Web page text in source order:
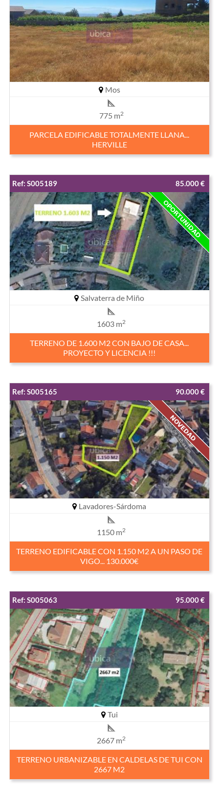
Mos
775 m2
PARCELA EDIFICABLE TOTALMENTE LLANA...
HERVILLE
Ref: S005189 85.000 €
Salvaterra de Miño
1603 m2
TERRENO DE 1.600 M2 CON BAJO DE CASA...
PROYECTO Y LICENCIA !!!
Ref: S005165 90.000 €
Lavadores-Sárdoma
1150 m2
TERRENO EDIFICABLE CON 1.150 M2 A UN PASO DE
VIGO... 130.000€
Ref: S005063 95.000 €
Tui
2667 m2
TERRENO URBANIZABLE EN CALDELAS DE TUI CON
2667 M2